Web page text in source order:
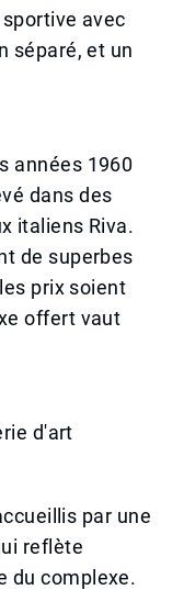
avec
séparé, et un
années 1960
dans des
italiens Riva.
de superbes
prix soient
offert vaut
d'art
par une
reflète
du complexe.